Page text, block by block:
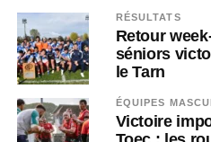
RÉSULTATS
Retour
séniors
le Tarn
ÉQUIPES
Victoire